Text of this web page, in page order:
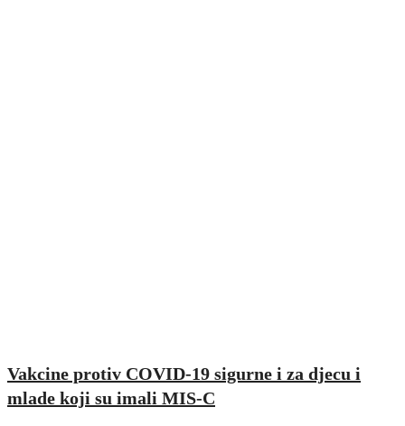
Vakcine protiv COVID-19 sigurne i za djecu i
mlade koji su imali MIS-C